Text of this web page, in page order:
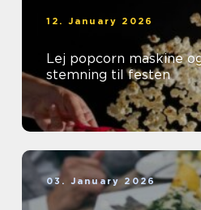
12. January 2026
Lej popcorn maskine
stemning til festen
03. January 2026